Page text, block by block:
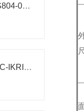
光柱控制仪表/TWP-TS804-01-23-HL-P安装图纸
流量控制仪表XSR32FC-IKRIA1B1B1M2V0安装尺寸